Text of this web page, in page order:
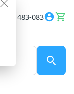
8182 483-083